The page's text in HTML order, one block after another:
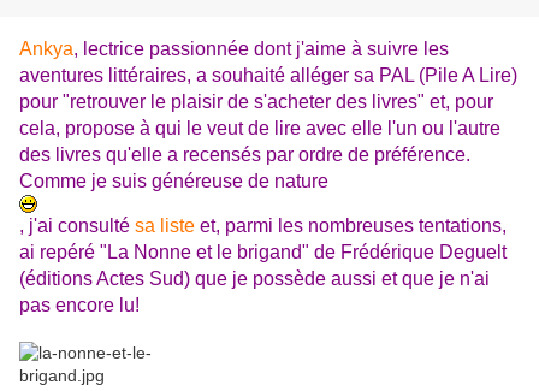
Ankya, lectrice passionnée dont j'aime à suivre les
aventures littéraires, a souhaité alléger sa PAL (Pile A Lire)
pour "retrouver le plaisir de s'acheter des livres" et, pour
cela, propose à qui le veut de lire avec elle l'un ou l'autre
des livres qu'elle a recensés par ordre de préférence.
Comme je suis généreuse de nature
, j'ai consulté sa liste et, parmi les nombreuses tentations,
ai repéré "La Nonne et le brigand" de Frédérique Deguelt
(éditions Actes Sud) que je possède aussi et que je n'ai
pas encore lu!